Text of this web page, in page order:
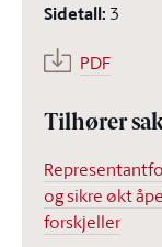
Sidetall: 3
PDF
Tilhører
og sikre økt
forskjeller